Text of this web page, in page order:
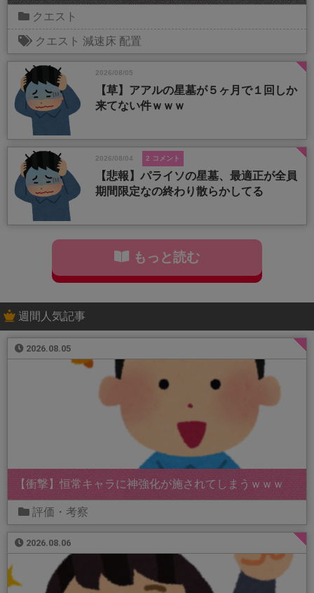
クエスト
クエスト 減速床 配置
2026/08/05
【草】アアルの星墓が５ヶ月で１回しか
来てない件ｗｗｗ
2026/08/04 2 コメント
【悲報】パライソの星墓、最適正が全員
期間限定なの終わり散らかしてる
もっと読む
週間人気記事
2026.08.05
【衝撃】恒常キャラに神強化が施されてしまうｗｗｗ
評価・考察
2026.08.06